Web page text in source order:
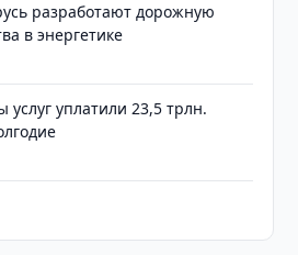
разработают дорожную
в энергетике
уплатили 23,5 трлн.